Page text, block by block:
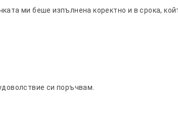
ми беше изпълнена коректно и в срока,
си поръчвам.